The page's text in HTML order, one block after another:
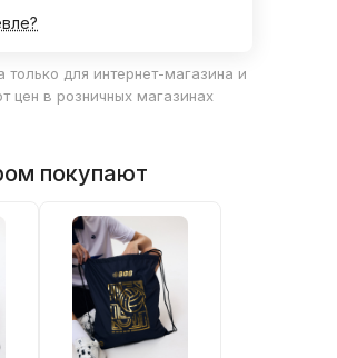
только для интернет-магазина и
цен в розничных магазинах
покупают